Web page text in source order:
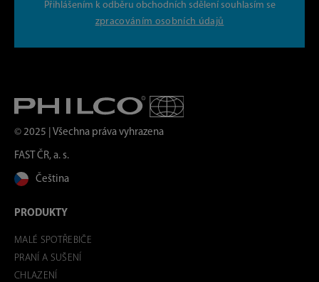
Přihlášením k odběru obchodních sdělení souhlasím se
zpracováním osobních údajů
© 2025 | Všechna práva vyhrazena
FAST ČR, a. s.
Čeština
PRODUKTY
MALÉ SPOTŘEBIČE
PRANÍ A SUŠENÍ
CHLAZENÍ